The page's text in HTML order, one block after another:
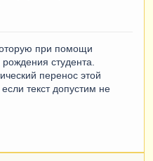
при помощи
студента.
перенос этой
текст допустим не